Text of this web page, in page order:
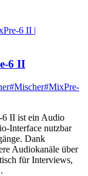
6 II
#Mischer#MixPre-
II ist ein Audio
Interface nutzbar
Dank
Audiokanäle über
für Interviews,